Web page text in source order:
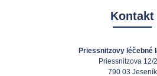
Kontakt
Priessnitzovy léčebné
Priessnitzova 12/
790 03 Jeseník